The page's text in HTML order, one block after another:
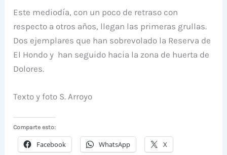
Este mediodía, con un poco de retraso con
respecto a otros años, llegan las primeras grullas.
Dos ejemplares que han sobrevolado la Reserva de
El Hondo y han seguido hacia la zona de huerta de
Dolores.
Texto y foto S. Arroyo
Comparte esto:
Facebook WhatsApp X